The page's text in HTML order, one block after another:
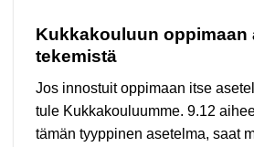
Kukkakouluun oppimaan
tekemistä
Jos innostuit oppimaan itse
tule Kukkakouluumme. 9.12
tämän tyyppinen asetelma, saat